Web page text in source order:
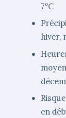
7°C
hiver,
en